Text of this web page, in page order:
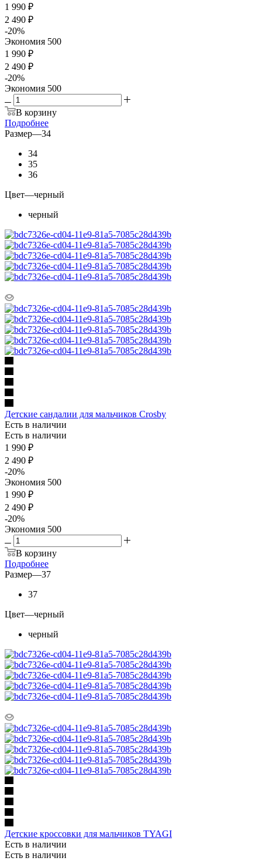
1 990 ₽
2 490 ₽
-20%
Экономия 500
1 990 ₽
2 490 ₽
-20%
Экономия 500
В корзину
Подробнее
Размер—34
34
35
36
Цвет—черный
черный
Детские сандалии для мальчиков Crosby
Есть в наличии
Есть в наличии
1 990 ₽
2 490 ₽
-20%
Экономия 500
1 990 ₽
2 490 ₽
-20%
Экономия 500
В корзину
Подробнее
Размер—37
37
Цвет—черный
черный
Детские кроссовки для мальчиков TYAGI
Есть в наличии
Есть в наличии